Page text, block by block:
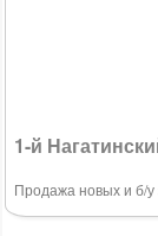
1-й
Продажа новых и б/у